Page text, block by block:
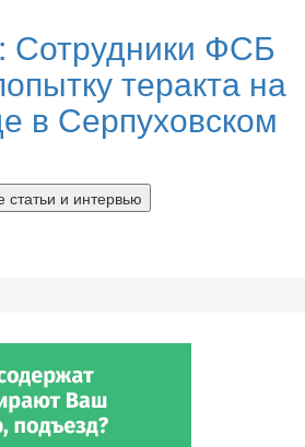
Сотрудники ФСБ
теракта на
в Серпуховском
статьи и интервью